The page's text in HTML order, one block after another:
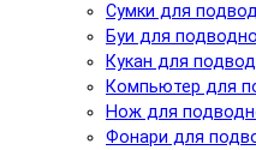
Сумки для
Буи для
Кукан для
Компьютер для
Нож для
Фонари для